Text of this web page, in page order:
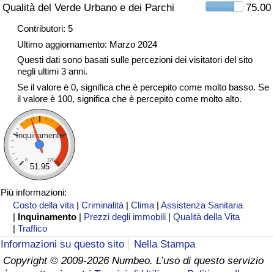
Qualità del Verde Urbano e dei Parchi
75.00
Contributori: 5
Ultimo aggiornamento: Marzo 2024
Questi dati sono basati sulle percezioni dei visitatori del sito
negli ultimi 3 anni.
Se il valore è 0, significa che è percepito come molto basso. Se
il valore è 100, significa che è percepito come molto alto.
Inquinamento
0 120
51.95
Più informazioni:
Costo della vita |Criminalità |Clima |Assistenza Sanitaria
| Inquinamento | Prezzi degli immobili |Qualità della Vita
|Traffico
Informazioni su questo sito
Nella Stampa
Copyright © 2009-2026 Numbeo. L’uso di questo servizio
Traffico
Indice del Traffico
Indice del traffico (Corrente)
Indice del traffico per Nazione